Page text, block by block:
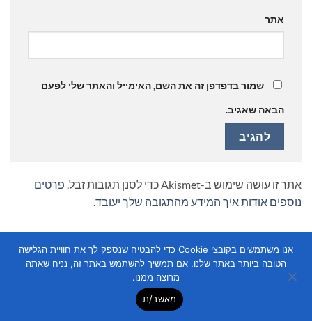
אתר
שמור בדפדפן זה את השם, האימייל והאתר שלי לפעם
הבאה שאגיב.
אתר זו עושה שימוש ב-Akismet כדי לסנן תגובות זבל.
פרטים
נוספים אודות איך המידע מהתגובה שלך יעובד.
Copyright 2026 ©Flatsome Theme
אנו משתמשים בקובצי Cookie כדי להבטיח שנספק לך את חוויית הגלישה
הטובה ביותר באתר שלנו. אם תמשיך להשתמש באתר זה, נניח שאתה
מרוצה ממנו.
מאשר/ת